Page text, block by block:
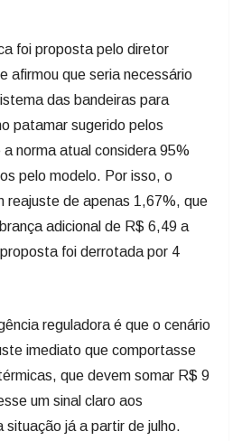
foi proposta pelo diretor
afirmou que seria necessário
das bandeiras para
patamar sugerido pelos
norma atual considera 95%
pelo modelo. Por isso, o
reajuste de apenas 1,67%, que
adicional de R$ 6,49 a
foi derrotada por 4
reguladora é que o cenário
imediato que comportasse
que devem somar R$ 9
um sinal claro aos
situação já a partir de julho.